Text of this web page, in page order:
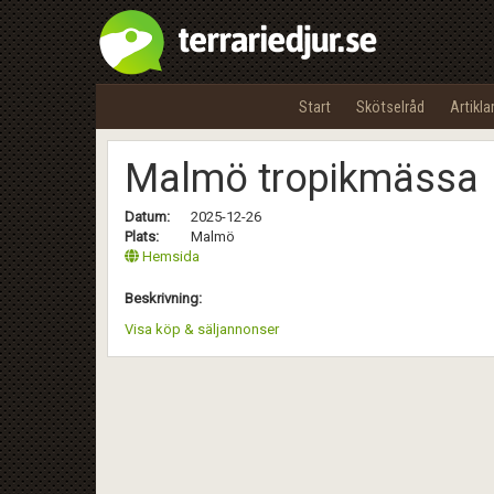
Start Skötselråd Artiklar
Malmö tropikmässa
Datum:
2025-12-26
Plats:
Malmö
Hemsida
Beskrivning:
Visa köp & säljannonser